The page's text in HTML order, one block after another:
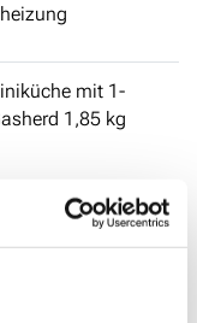
mit 1-
1,85 kg